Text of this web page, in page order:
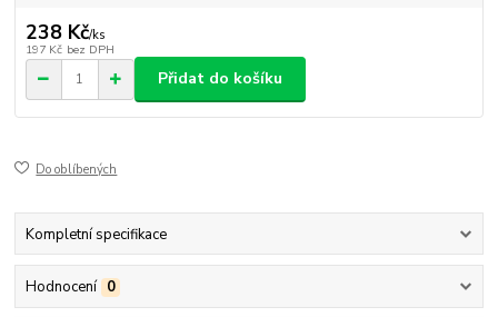
238 Kč/ks
197 Kč bez DPH
Přidat do košíku
Do oblíbených
Kompletní specifikace
Hodnocení 0